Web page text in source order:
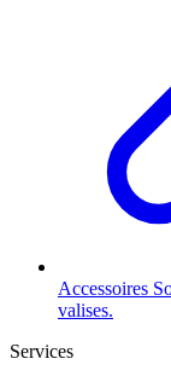
Accessoires
valises.
Services